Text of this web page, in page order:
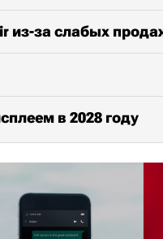
из-за слабых
в 2028 году